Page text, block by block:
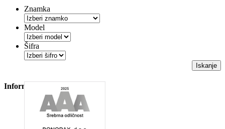
Znamka
Model
Šifra
Iskanje
Informacije